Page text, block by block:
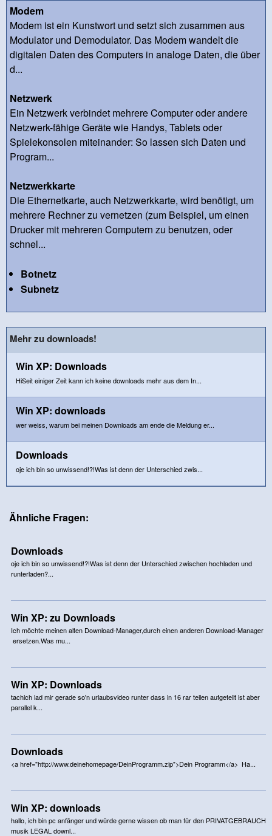
Modem
Modem ist ein Kunstwort und setzt sich zusammen aus
Modulator und Demodulator. Das Modem wandelt die
digitalen Daten des Computers in analoge Daten, die über
d...
Netzwerk
Ein Netzwerk verbindet mehrere Computer oder andere
Netzwerk-fähige Geräte wie Handys, Tablets oder
Spielekonsolen miteinander: So lassen sich Daten und
Program...
Netzwerkkarte
Die Ethernetkarte, auch Netzwerkkarte, wird benötigt, um
mehrere Rechner zu vernetzen (zum Beispiel, um einen
Drucker mit mehreren Computern zu benutzen, oder
schnel...
Botnetz
Subnetz
Mehr zu downloads!
Win XP: Downloads
HiSeit einiger Zeit kann ich keine downloads mehr aus dem In...
Win XP: downloads
wer weiss, warum bei meinen Downloads am ende die Meldung er...
Downloads
oje ich bin so unwissend!?!Was ist denn der Unterschied zwis...
Ähnliche Fragen:
Downloads
oje ich bin so unwissend!?!Was ist denn der Unterschied zwischen hochladen und
runterladen?...
Win XP: zu Downloads
Ich möchte meinen alten Download-Manager,durch einen anderen Download-Manager
ersetzen.Was mu...
Win XP: Downloads
tachich lad mir gerade so'n urlaubsvideo runter dass in 16 rar teilen aufgeteilt ist aber
parallel k...
Downloads
<a href="http://www.deinehomepage/DeinProgramm.zip">Dein Programm</a> Ha...
Win XP: downloads
hallo, ich bin pc anfänger und würde gerne wissen ob man für den PRIVATGEBRAUCH
musik LEGAL downl...